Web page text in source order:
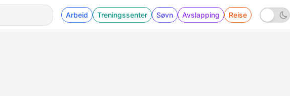
Arbeid Treningssenter Søvn Avslapping Reise